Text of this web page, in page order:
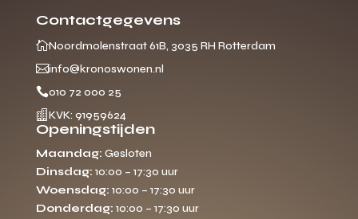
Contactgegevens
Noordmolenstraat 61B, 3035 RH Rotterdam
info@kronoswonen.nl
010 72 000 25
 KVK: 91959624
Openingstijden
Maandag: Gesloten
Dinsdag: 10:00 – 17:30 uur
Woensdag: 10:00 – 17:30 uur
Donderdag: 10:00 – 17:30 uur